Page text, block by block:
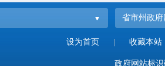
省市州政府
设为首页 收藏本站
政府网站标